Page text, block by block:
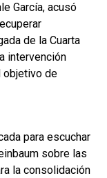
García, acusó
de la Cuarta
intervención
objetivo de
para escuchar
sobre las
la consolidación